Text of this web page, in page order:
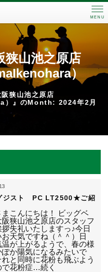
MENU
山池之原店
）
狭山池之原店
）』のMonth: 2024年2月
ジスト PC LT2500★ご紹
まこんにちは！ ビッグベ
阪狭山池之原店のスタッフ
拶失礼いたしますっ♪今日
お天気ですね（＾＾）日
温が上がるようで、春の様
ぽか陽気になるみたいで
と同時に花粉も飛ぶよう
で花粉症…続く